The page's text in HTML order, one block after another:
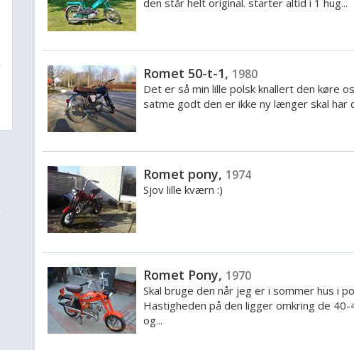
den står helt original. starter altid i 1 hug...
Romet 50-t-1, 1980
Det er så min lille polsk knallert den køre
satme godt den er ikke ny længer skal har
Romet pony, 1974
Sjov lille kværn :)
Romet Pony, 1970
Skal bruge den når jeg er i sommer hus i
Hastigheden på den ligger omkring de
og...